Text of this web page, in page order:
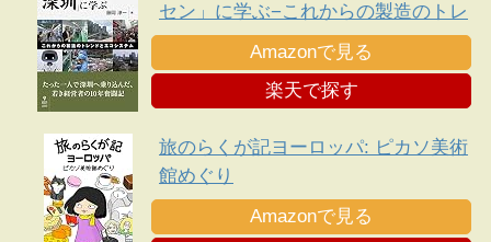
セン」に学ぶ−これからの製造のトレ
ンドとエコシステム
Amazonで見る
楽天で探す
旅のらくが記ヨーロッパ: ピカソ美術
館めぐり
Amazonで見る